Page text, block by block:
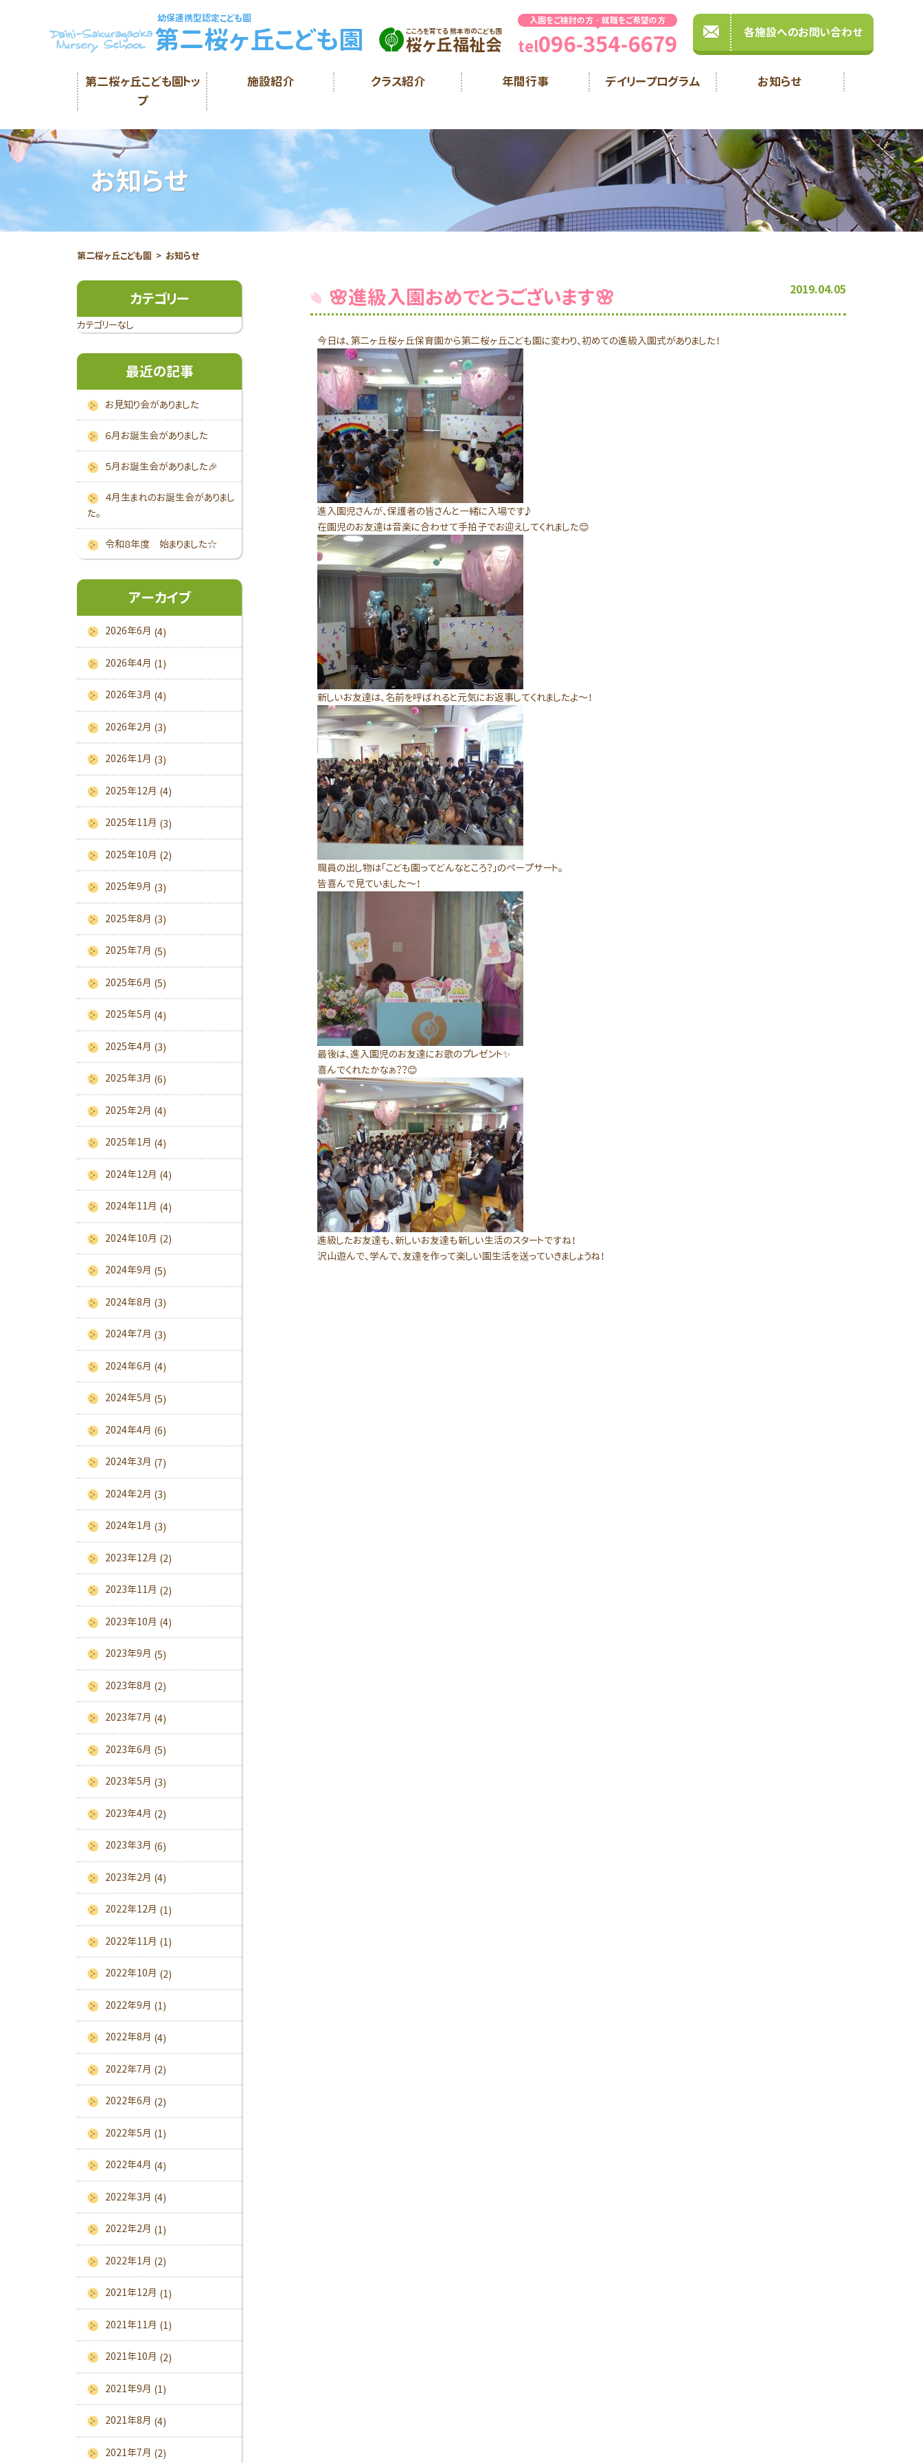
幼保連携型認定こども園
第二桜ヶ丘こども園 こころを育てる 熊本市のこども園
桜ヶ丘福祉会
入園をご検討の方・就職をご希望の方
tel096-354-6679 各施設へのお問い合わせ
第二桜ヶ丘こども園トッ
プ
施設紹介 クラス紹介 年間行事 デイリープログラム お知らせ
お知らせ
第二桜ヶ丘こども園 お知らせ
🌸進級入園おめでとうございます🌸 2019.04.05
今日は、第二ヶ丘桜ヶ丘保育園から第二桜ヶ丘こども園に変わり、初めての進級入園式がありました！
進入園児さんが、保護者の皆さんと一緒に入場です♪
在園児のお友達は音楽に合わせて手拍子でお迎えしてくれました😊
新しいお友達は、名前を呼ばれると元気にお返事してくれましたよ～！
職員の出し物は「こども園ってどんなところ？」のペープサート。
皆喜んで見ていました～！
最後は、進入園児のお友達にお歌のプレゼント✨
喜んでくれたかなぁ？？😊
進級したお友達も、新しいお友達も新しい生活のスタートですね！
沢山遊んで、学んで、友達を作って楽しい園生活を送っていきましょうね！
カテゴリー
カテゴリーなし
最近の記事
お見知り会がありました
６月お誕生会がありました
５月お誕生会がありました🎉
４月生まれのお誕生会がありまし
た。
令和８年度 始まりました☆
アーカイブ
2026年6月 (4)
2026年4月 (1)
2026年3月 (4)
2026年2月 (3)
2026年1月 (3)
2025年12月 (4)
2025年11月 (3)
2025年10月 (2)
2025年9月 (3)
2025年8月 (3)
2025年7月 (5)
2025年6月 (5)
2025年5月 (4)
2025年4月 (3)
2025年3月 (6)
2025年2月 (4)
2025年1月 (4)
2024年12月 (4)
2024年11月 (4)
2024年10月 (2)
2024年9月 (5)
2024年8月 (3)
2024年7月 (3)
2024年6月 (4)
2024年5月 (5)
2024年4月 (6)
2024年3月 (7)
2024年2月 (3)
2024年1月 (3)
2023年12月 (2)
2023年11月 (2)
2023年10月 (4)
2023年9月 (5)
2023年8月 (2)
2023年7月 (4)
2023年6月 (5)
2023年5月 (3)
2023年4月 (2)
2023年3月 (6)
2023年2月 (4)
2022年12月 (1)
2022年11月 (1)
2022年10月 (2)
2022年9月 (1)
2022年8月 (4)
2022年7月 (2)
2022年6月 (2)
2022年5月 (1)
2022年4月 (4)
2022年3月 (4)
2022年2月 (1)
2022年1月 (2)
2021年12月 (1)
2021年11月 (1)
2021年10月 (2)
2021年9月 (1)
2021年8月 (4)
2021年7月 (2)